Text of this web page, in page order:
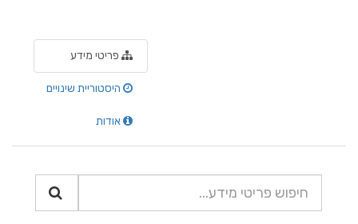
פריטי מידע
היסטוריית שינויים
אודות